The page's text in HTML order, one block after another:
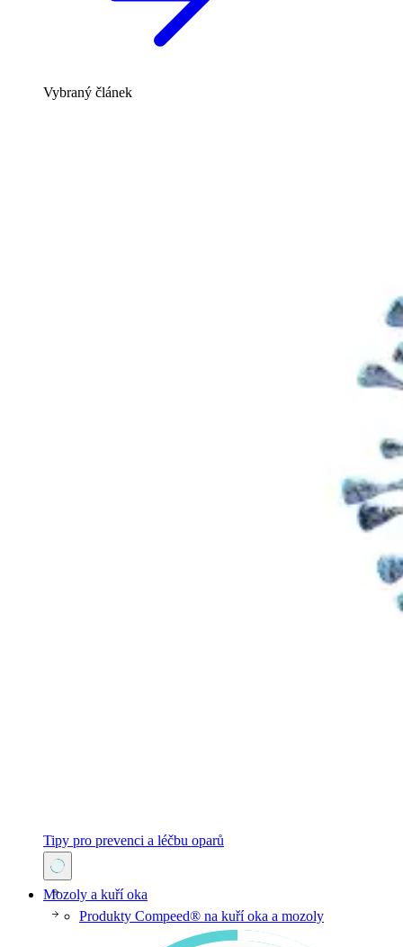
Vybraný článek
Tipy pro prevenci a léčbu oparů
Mozoly a kuří oka
Produkty Compeed® na kuří oka a mozoly